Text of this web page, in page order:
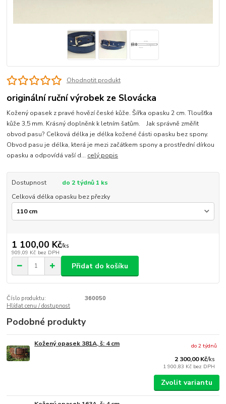
Ohodnotit produkt
originální ruční výrobek ze Slovácka
Kožený opasek z pravé hovězí české kůže. Šířka opasku 2 cm. Tloušťka
kůže 3,5 mm. Krásný doplněnk k letním šatům. Jak správně změřit
obvod pasu? Celková délka je délka kožené části opasku bez spony.
Obvod pasu je délka, která je mezi začátkem spony a prostřední dírkou
opasku a odpovídá vaší d... celý popis
Dostupnost
do 2 týdnů 1 ks
Celková délka opasku bez přezky
1 100,00 Kč/ks
909,09 Kč bez DPH
Přidat do košíku
Číslo produktu:
360050
Hlídat cenu / dostupnost
Podobné produkty
Kožený opasek 381A, š: 4 cm
2 300,00 Kč/ks
1 900,83 Kč bez DPH
do 2 týdnů
Zvolit variantu